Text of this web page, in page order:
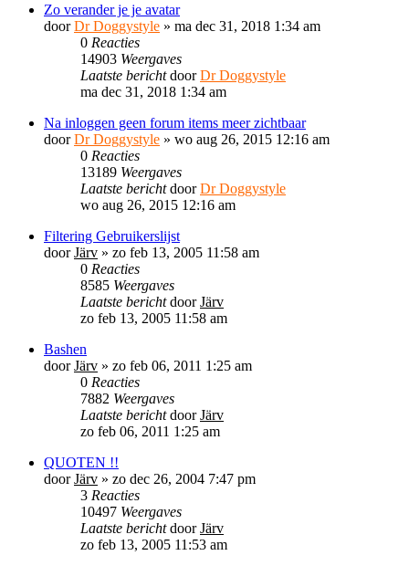
Zo verander je je avatar
doorDr Doggystyle » ma dec 31, 2018 1:34 am
0 Reacties
14903 Weergaves
Laatste berichtdoorDr Doggystyle
ma dec 31, 2018 1:34 am
Na inloggen geen forum items meer zichtbaar
doorDr Doggystyle » wo aug 26, 2015 12:16 am
0 Reacties
13189 Weergaves
Laatste berichtdoorDr Doggystyle
wo aug 26, 2015 12:16 am
Filtering Gebruikerslijst
doorJärv » zo feb 13, 2005 11:58 am
0 Reacties
8585 Weergaves
Laatste berichtdoorJärv
zo feb 13, 2005 11:58 am
Bashen
doorJärv » zo feb 06, 2011 1:25 am
0 Reacties
7882 Weergaves
Laatste berichtdoorJärv
zo feb 06, 2011 1:25 am
QUOTEN !!
doorJärv » zo dec 26, 2004 7:47 pm
3 Reacties
10497 Weergaves
Laatste berichtdoorJärv
zo feb 13, 2005 11:53 am